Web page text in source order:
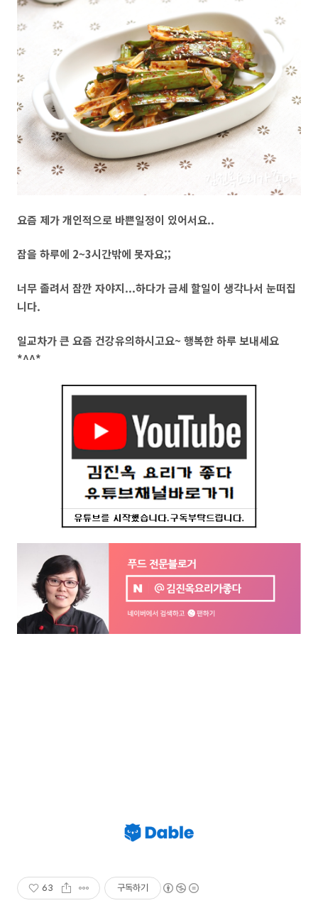
요즘 제가 개인적으로 바쁜일정이 있어서요..
잠을 하루에 2~3시간밖에 못자요;;
너무 졸려서 잠깐 자야지...하다가 금세 할일이 생각나서 눈떠집
니다.
일교차가 큰 요즘 건강유의하시고요~ 행복한 하루 보내세요
*^^*
63 구독하기